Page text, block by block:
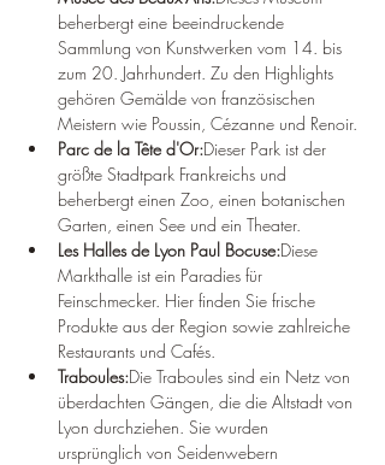
beherbergt eine beeindruckende
Sammlung von Kunstwerken vom 14. bis
zum 20. Jahrhundert. Zu den Highlights
gehören Gemälde von französischen
Meistern wie Poussin, Cézanne und Renoir.
Parc de la Tête d'Or:Dieser Park ist der
größte Stadtpark Frankreichs und
beherbergt einen Zoo, einen botanischen
Garten, einen See und ein Theater.
Les Halles de Lyon Paul Bocuse:Diese
Markthalle ist ein Paradies für
Feinschmecker. Hier finden Sie frische
Produkte aus der Region sowie zahlreiche
Restaurants und Cafés.
Traboules:Die Traboules sind ein Netz von
überdachten Gängen, die die Altstadt von
Lyon durchziehen. Sie wurden
ursprünglich von Seidenwebern